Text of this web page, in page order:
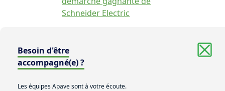
Schneider Electric
Besoin d'être
​accompagné(e) ?
Les équipes Apave sont à votre écoute.